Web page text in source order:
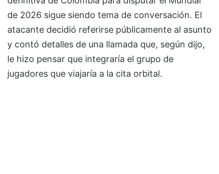
de 2026 sigue siendo tema de conversación. El
atacante decidió referirse públicamente al asunto
y contó detalles de una llamada que, según dijo,
le hizo pensar que integraría el grupo de
jugadores que viajaría a la cita orbital.